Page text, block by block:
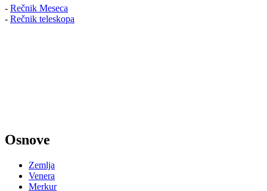
- Rečnik Meseca
- Rečnik teleskopa
Osnove
Zemlja
Venera
Merkur